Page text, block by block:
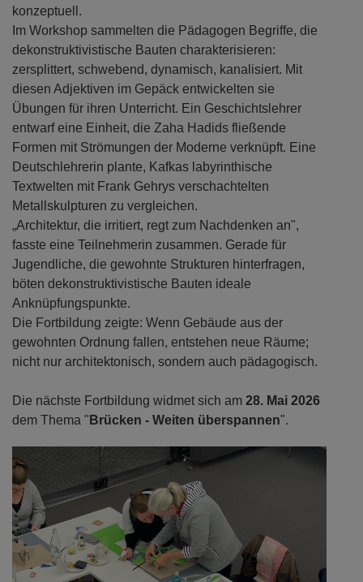
konzeptuell.
Im Workshop sammelten die Pädagogen Begriffe, die
dekonstruktivistische Bauten charakterisieren:
zersplittert, schwebend, dynamisch, kanalisiert. Mit
diesen Adjektiven im Gepäck entwickelten sie
Übungen für ihren Unterricht. Ein Geschichtslehrer
entwarf eine Einheit, die Zaha Hadids fließende
Formen mit Strömungen der Moderne verknüpft. Eine
Deutschlehrerin plante, Kafkas labyrinthische
Textwelten mit Frank Gehrys verschachtelten
Metallskulpturen zu vergleichen.
„Architektur, die irritiert, regt zum Nachdenken an",
fasste eine Teilnehmerin zusammen. Gerade für
Jugendliche, die gewohnte Strukturen hinterfragen,
böten dekonstruktivistische Bauten ideale
Anknüpfungspunkte.
Die Fortbildung zeigte: Wenn Gebäude aus der
gewohnten Ordnung fallen, entstehen neue Räume;
nicht nur architektonisch, sondern auch pädagogisch.
Die nächste Fortbildung widmet sich am 28. Mai 2026
dem Thema " Brücken - Weiten überspannen".
Previous